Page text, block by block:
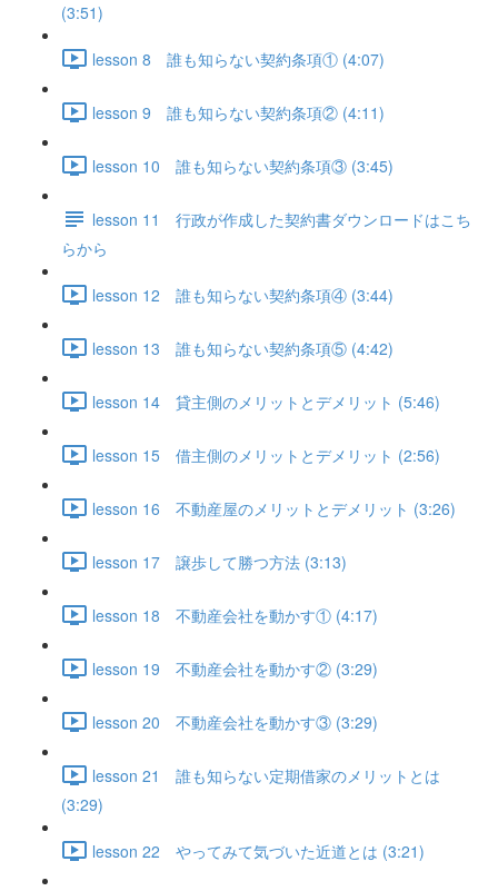
(3:51)
lesson 8 誰も知らない契約条項① (4:07)
lesson 9 誰も知らない契約条項② (4:11)
lesson 10 誰も知らない契約条項③ (3:45)
lesson 11 行政が作成した契約書ダウンロードはこち
らから
lesson 12 誰も知らない契約条項④ (3:44)
lesson 13 誰も知らない契約条項⑤ (4:42)
lesson 14 貸主側のメリットとデメリット (5:46)
lesson 15 借主側のメリットとデメリット (2:56)
lesson 16 不動産屋のメリットとデメリット (3:26)
lesson 17 譲歩して勝つ方法 (3:13)
lesson 18 不動産会社を動かす① (4:17)
lesson 19 不動産会社を動かす② (3:29)
lesson 20 不動産会社を動かす③ (3:29)
lesson 21 誰も知らない定期借家のメリットとは
(3:29)
lesson 22 やってみて気づいた近道とは (3:21)